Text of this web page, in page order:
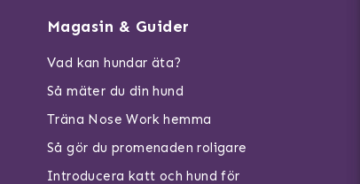
Magasin & Guider
Vad kan hundar äta?
Så mäter du din hund
Träna Nose Work hemma
Så gör du promenaden roligare
Introducera katt och hund för